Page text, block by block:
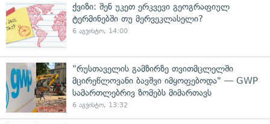
ქვიზი: შენ უკეთ ერკვევი გეოგრაფიულ
ტერმინებში თუ მერვეკლასელი?
6 აგვისტო, 14:00
"რუსთაველის გამზირზე თვითმცლელში
მცირეწლოვანი ბავშვი იმყოფებოდა" — GWP
სამართლებრივ ზომებს მიმართავს
6 აგვისტო, 13:32